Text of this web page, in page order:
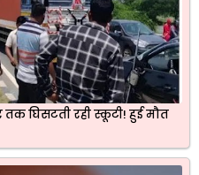
घिसटती रही स्कूटी! हुई मौत